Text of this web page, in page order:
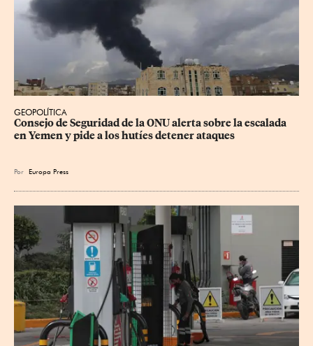
GEOPOLÍTICA
Consejo de Seguridad de la ONU alerta sobre la escalada
en Yemen y pide a los hutíes detener ataques
Por Europa Press